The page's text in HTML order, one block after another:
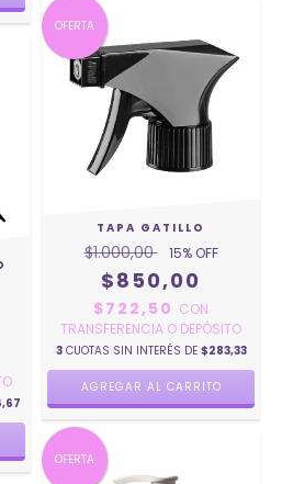
OFERTA
TAPA GATILLO
$1.000,00 15% OFF
$850,00
$722,50 CON
TRANSFERENCIA O DEPÓSITO
3 CUOTAS SIN INTERÉS DE $283,33
OFERTA